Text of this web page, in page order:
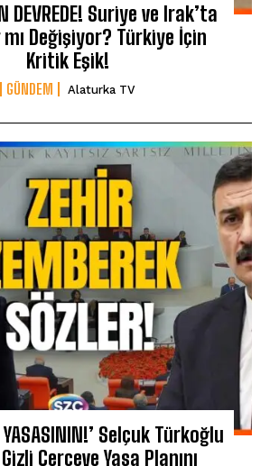
DEVREDE! Suriye ve Irak’ta
Değişiyor? Türkiye İçin
Kritik Eşik!
GÜNDEM Alaturka TV
YASASININ!’ Selçuk Türkoğlu
Çerçeve Yasa Planını